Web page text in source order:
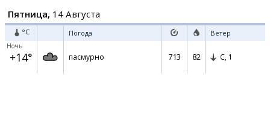
Пятница, 14 Августа
°C Погода Ветер
Ночь
+14° пасмурно 713 82 С, 1